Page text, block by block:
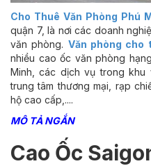
Cho Thuê Văn Phòng Phú
quận 7, là nơi các doanh
văn phòng. Văn phòng cho
nhiều cao ốc văn phòng
Minh, các dịch vụ trong khu
trung tâm thương mại, rạp
hộ cao cấp,....
MÔ TẢ NGẮN
Cao Ốc